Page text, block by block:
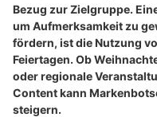
Bezug zur Zielgruppe.
um Aufmerksamkeit zu
fördern, ist die Nutzung
Feiertagen. Ob
oder regionale
Content kann
steigern.